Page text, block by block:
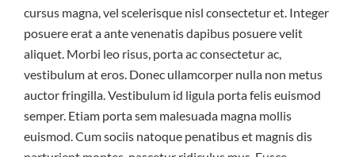
cursus magna, vel scelerisque nisl consectetur et. Integer
posuere erat a ante venenatis dapibus posuere velit
aliquet. Morbi leo risus, porta ac consectetur ac,
vestibulum at eros. Donec ullamcorper nulla non metus
auctor fringilla. Vestibulum id ligula porta felis euismod
semper. Etiam porta sem malesuada magna mollis
euismod. Cum sociis natoque penatibus et magnis dis